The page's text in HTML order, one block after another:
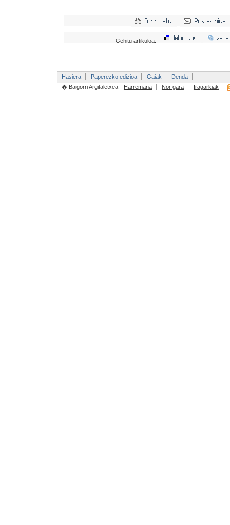
Gehitu artikuloa:
Hasiera Paperezko edizioa Gaiak
Denda
� Baigorri Argitaletxea
Harremana Nor gara Iragarkiak